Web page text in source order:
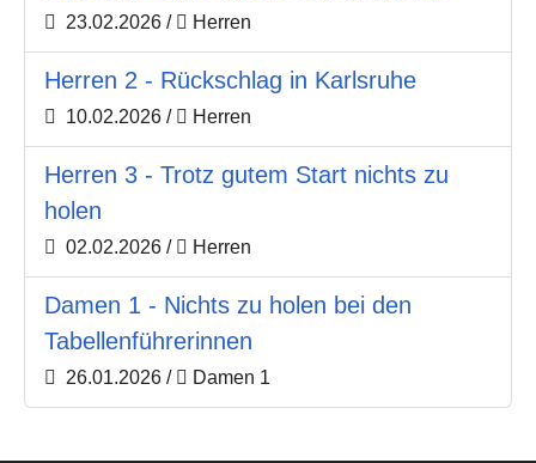
23.02.2026 / Herren
Herren 2 - Rückschlag in Karlsruhe
10.02.2026 / Herren
Herren 3 - Trotz gutem Start nichts zu
holen
02.02.2026 / Herren
Damen 1 - Nichts zu holen bei den
Tabellenführerinnen
26.01.2026 / Damen 1